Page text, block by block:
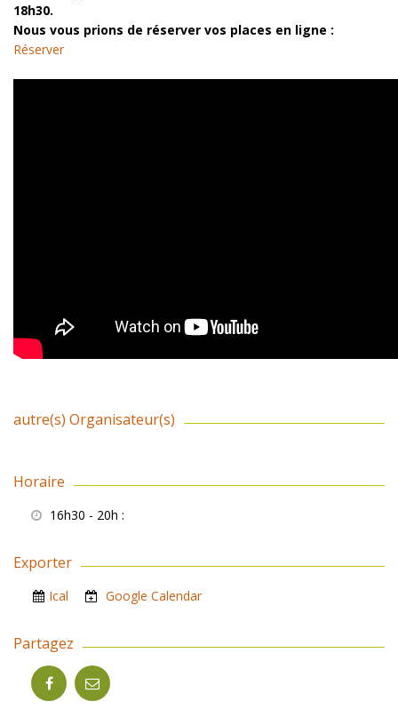
18h30.
Nous vous prions de réserver vos places en ligne :
Réserver
autre(s) Organisateur(s)
Horaire
16h30 - 20h :
Exporter
Ical Google Calendar
Partagez